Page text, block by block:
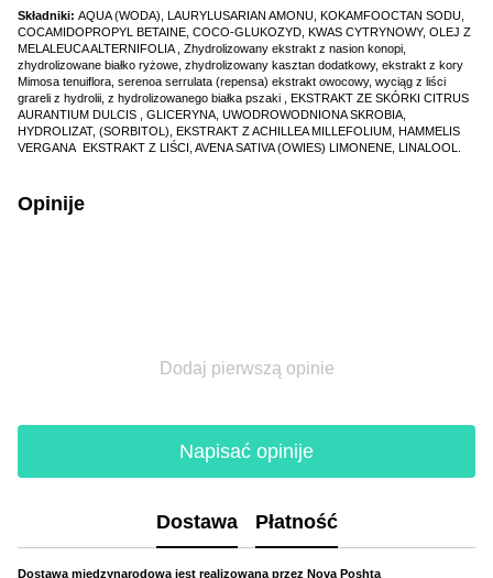
Składniki: AQUA (WODA), LAURYLUSARIAN AMONU, KOKAMFOOCTAN SODU,
COCAMIDOPROPYL BETAINE, COCO-GLUKOZYD, KWAS CYTRYNOWY, OLEJ Z
MELALEUCA ALTERNIFOLIA , Zhydrolizowany ekstrakt z nasion konopi,
zhydrolizowane białko ryżowe, zhydrolizowany kasztan dodatkowy, ekstrakt z kory
Mimosa tenuiflora, serenoa serrulata (repensa) ekstrakt owocowy, wyciąg z liści
grareli z hydrolii, z hydrolizowanego białka pszaki , EKSTRAKT ZE SKÓRKI CITRUS
AURANTIUM DULCIS , GLICERYNA, UWODROWODNIONA SKROBIA,
HYDROLIZAT, (SORBITOL), EKSTRAKT Z ACHILLEA MILLEFOLIUM, HAMMELIS
VERGANA EKSTRAKT Z LIŚCI, AVENA SATIVA (OWIES) LIMONENE, LINALOOL.
Opinije
Dodaj pierwszą opinie
Napisać opinije
Dostawa Płatność
Dostawa międzynarodowa jest realizowana przez Nova Poshta